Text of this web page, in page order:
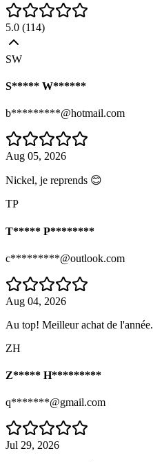
5.0 (114)
SW
S***** W******
b*********@hotmail.com
Aug 05, 2026
Nickel, je reprends 😊
TP
T***** P********
c*********@outlook.com
Aug 04, 2026
Au top! Meilleur achat de l'année.
ZH
Z***** H*********
q*******@gmail.com
Jul 29, 2026